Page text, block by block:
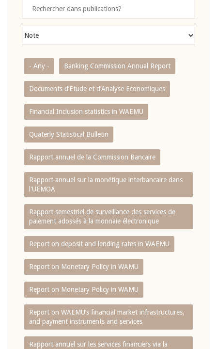
- Any - Banking Commission Annual Report
Documents d’Etude et d’Analyse Economiques
Financial Inclusion statistics in WAEMU
Quaterly Statistical Bulletin
Rapport annuel de la Commission Bancaire
Rapport annuel sur la monétique interbancaire dans
l'UEMOA
Rapport semestriel de surveillance des services de
paiement adossés à la monnaie électronique
Report on deposit and lending rates in WAEMU
Report on Monetary Policy in WAMU
Report on Monetary Policy in WAMU
Report on WAEMU’s financial market infrastructures,
and payment instruments and services
Rapport annuel sur les services financiers via la